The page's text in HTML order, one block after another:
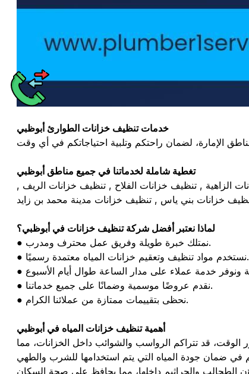
خدمات تنظيف خزانات الطوارئ أبوظبي
تغطية شاملة لخدماتنا في جميع مناطق أبوظبي
الزاهية , تنظيف خزانات الفلاح , تنظيف خزانات الريف ,
خزانات بني ياس , تنظيف خزانات مدينة محمد بن زايد
لماذا نعتبر أفضل شركة تنظيف خزانات في أبوظبي؟
● نمتلك خبرة طويلة وفريق عمل محترف ومدرب.
● نستخدم مواد تنظيف وتعقيم خزانات المياه معتمدة رسميًا.
● نقدم عروضًا موسمية وضمانًا على جميع خدماتنا.
● نحظى بتقييمات ممتازة من عملائنا الكرام.
أهمية تنظيف خزانات المياه في أبوظبي
قد تتراكم الرواسب والشوائب داخل الخزانات، مما
في ضمان جودة المياه التي يتم استخدامها للشرب والطهي